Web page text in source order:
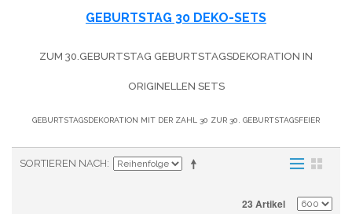
GEBURTSTAG 30 DEKO-SETS
ZUM 30.GEBURTSTAG GEBURTSTAGSDEKORATION IN
ORIGINELLEN SETS
GEBURTSTAGSDEKORATION MIT DER ZAHL 30 ZUR 30. GEBURTSTAGSFEIER
SORTIEREN NACH
23 Artikel